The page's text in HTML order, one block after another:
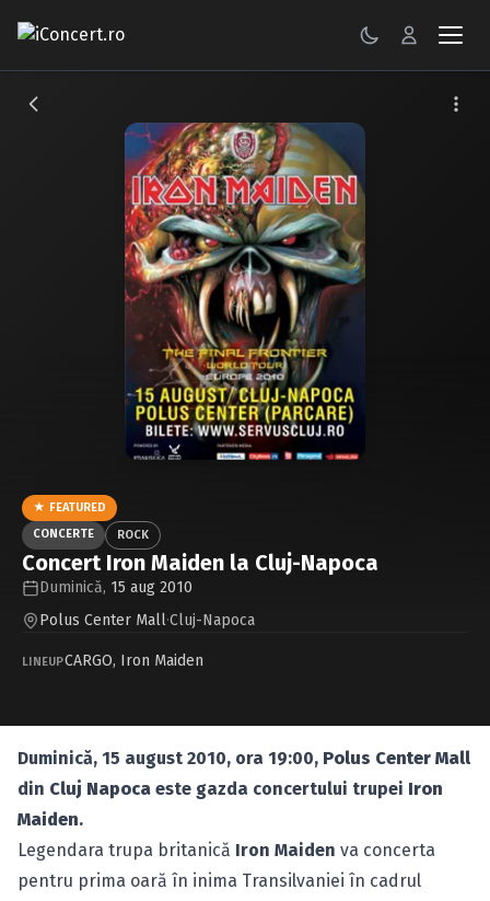
CONCERTE
Caută în site...
★ FEATURED
CONCERTE
ROCK
Concert Iron Maiden la Cluj-Napoca
Duminică, 15 aug 2010
Polus Center Mall·Cluj-Napoca
LINEUPCARGO, Iron Maiden
Duminică, 15 august 2010, ora 19:00, Polus Center Mall
din Cluj Napoca este gazda concertului trupei Iron
Maiden.
Legendara trupa britanică Iron Maiden va concerta
pentru prima oară în inima Transilvaniei în cadrul